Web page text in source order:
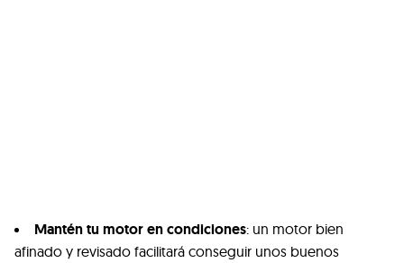
Mantén tu motor en condiciones: un motor bien
afinado y revisado facilitará conseguir unos buenos